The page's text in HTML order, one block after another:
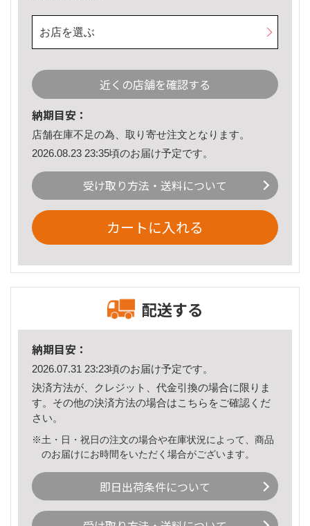
お店を選ぶ
近くの店舗を確認する
納期目安：
店舗在庫不足の為、取り寄せ注文となります。
2026.08.23 23:35頃のお届け予定です。
受け取り方法・送料について
カートに入れる
配送する
納期目安：
2026.07.31 23:23頃のお届け予定です。
決済方法が、クレジット、代金引換の場合に限りま
す。その他の決済方法の場合はこちら をご確認くだ
さい。
※土・日・祝日の注文の場合や在庫状況によって、商品
のお届けにお時間をいただく場合がございます。
即日出荷条件について